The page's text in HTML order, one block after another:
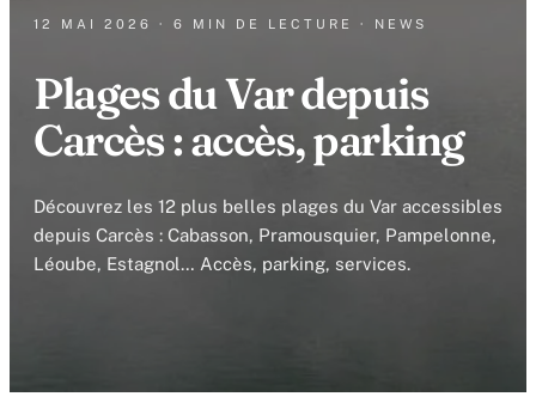
12 MAI 2026 · 6 MIN DE LECTURE · NEWS
Plages du Var depuis
Carcès : accès, parking
Découvrez les 12 plus belles plages du Var accessibles
depuis Carcès : Cabasson, Pramousquier, Pampelonne,
Léoube, Estagnol… Accès, parking, services.